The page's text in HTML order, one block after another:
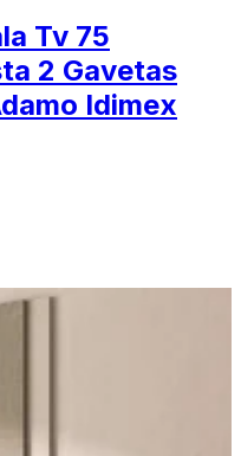
Tv 75
2 Gavetas
Idimex